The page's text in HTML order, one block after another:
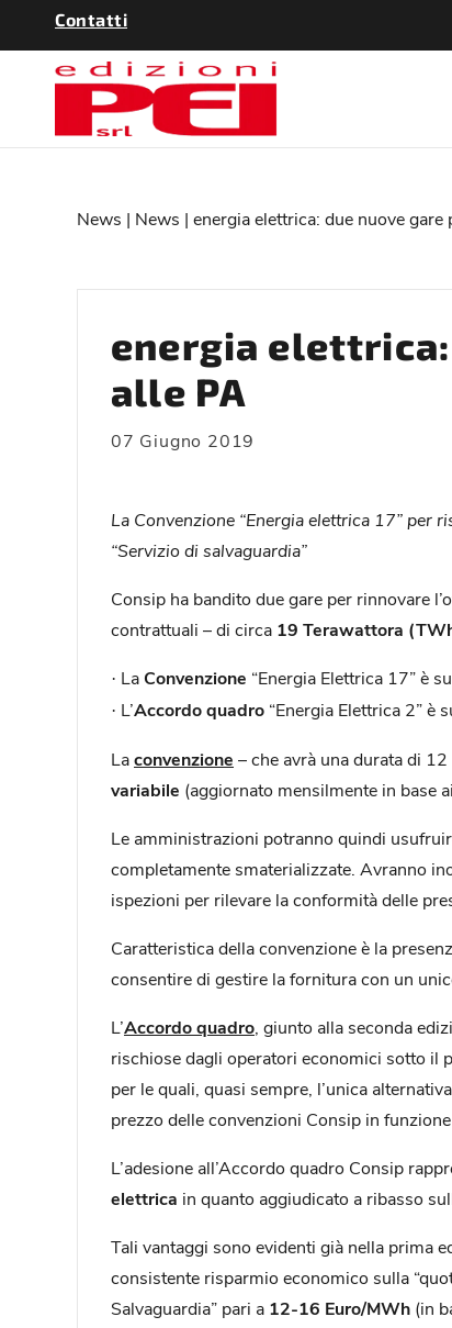
Contatti
News | News | energia elettrica: due nuove
energia
alle PA
07 Giugno 2019
La Convenzione “Energia elettrica 17” per
“Servizio di salvaguardia”
Consip ha bandito due gare per rinnovare
contrattuali – di circa 19 Terawattora
· LaConvenzione “Energia Elettrica 17” è
· L’Accordo quadro “Energia Elettrica 2” è
Laconvenzione – che avrà una durata di
variabile (aggiornato mensilmente in base
Le amministrazioni potranno quindi
completamente smaterializzate. Avranno
ispezioni per rilevare la conformità delle
Caratteristica della convenzione è la
consentire di gestire la fornitura con un
L’Accordo quadro , giunto alla seconda
rischiose dagli operatori economici sotto il
per le quali, quasi sempre, l’unica
prezzo delle convenzioni Consip in
L’adesione all’Accordo quadro Consip
elettrica in quanto aggiudicato a ribasso
Tali vantaggi sono evidenti già nella prima
consistente risparmio economico sulla
Salvaguardia” pari a 12-16 Euro/MWh (in